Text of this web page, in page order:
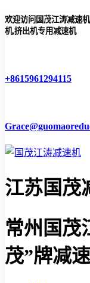
欢迎访问国茂江涛减速
机,挤出机专用减速机
+8615961294115
江苏国茂
常州国茂
茂”牌减